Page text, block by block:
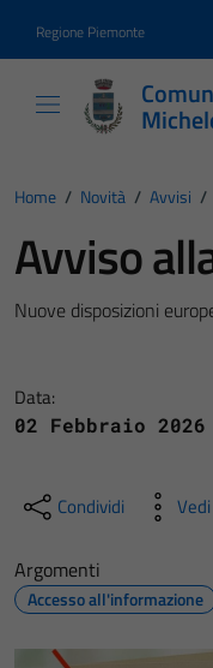
Regione Piemonte
Home / Novità / Avvisi /
Avviso
Nuove disposizioni
Data:
02 Febbraio 2026
Condividi
Argomenti
Accesso all'informazione